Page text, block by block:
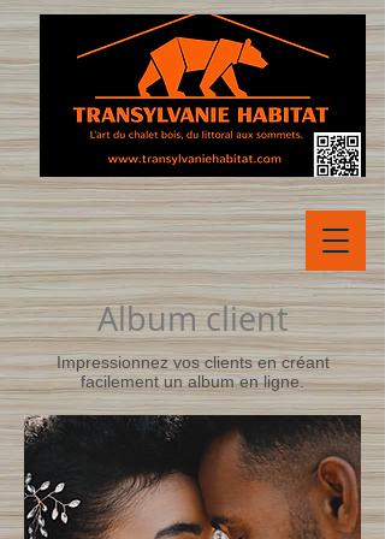
Album client
Impressionnez vos clients en créant
facilement un album en ligne.